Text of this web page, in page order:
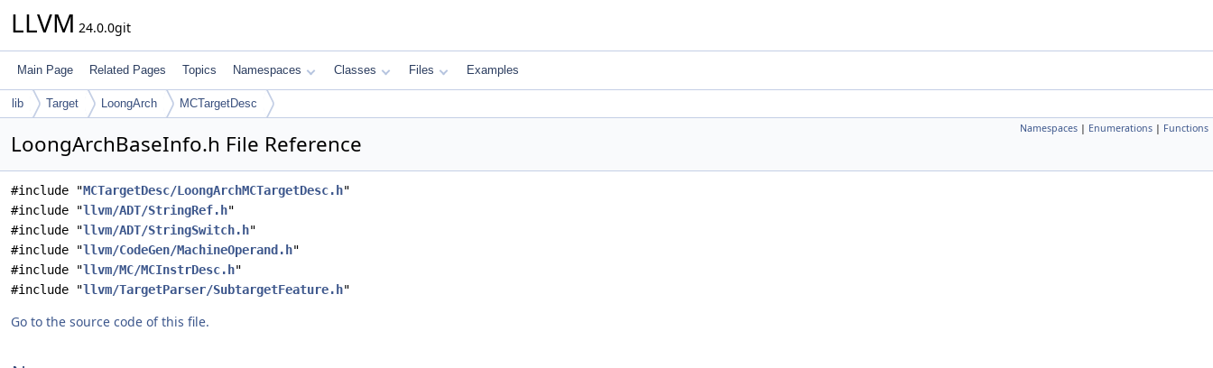
LLVM 24.0.0git
Main Page Related Pages Topics Namespaces Classes Files Examples
lib Target LoongArch MCTargetDesc
Namespaces | Enumerations | Functions
LoongArchBaseInfo.h File Reference
#include "MCTargetDesc/LoongArchMCTargetDesc.h"
#include "llvm/ADT/StringRef.h"
#include "llvm/ADT/StringSwitch.h"
#include "llvm/CodeGen/MachineOperand.h"
#include "llvm/MC/MCInstrDesc.h"
#include "llvm/TargetParser/SubtargetFeature.h"
Go to the source code of this file.